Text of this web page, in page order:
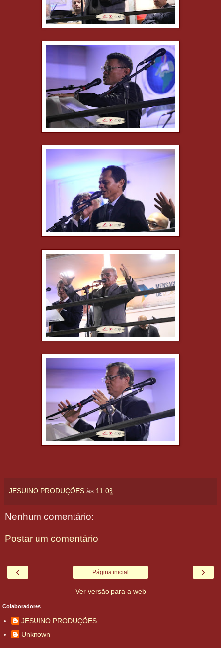
JESUINO PRODUÇÕES às 11:03
Nenhum comentário:
Postar um comentário
‹ ›
Página inicial
Ver versão para a web
Colaboradores
JESUINO PRODUÇÕES
Unknown